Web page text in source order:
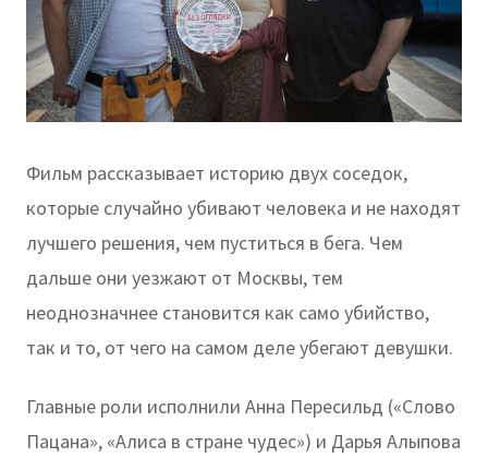
Фильм рассказывает историю двух соседок,
которые случайно убивают человека и не находят
лучшего решения, чем пуститься в бега. Чем
дальше они уезжают от Москвы, тем
неоднозначнее становится как само убийство,
так и то, от чего на самом деле убегают девушки.
Главные роли исполнили Анна Пересильд («Слово
Пацана», «Алиса в стране чудес») и Дарья Алыпова